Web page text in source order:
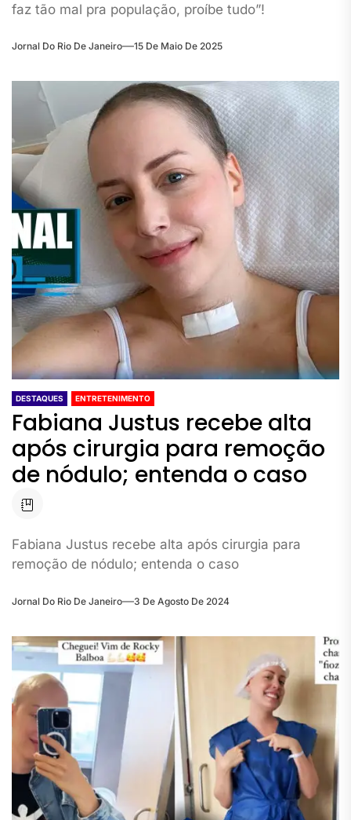
faz tão mal pra população, proíbe tudo”!
Jornal Do Rio De Janeiro 15 De Maio De 2025
DESTAQUES ENTRETENIMENTO
Fabiana Justus recebe alta
após cirurgia para remoção
de nódulo; entenda o caso
Fabiana Justus recebe alta após cirurgia para
remoção de nódulo; entenda o caso
Jornal Do Rio De Janeiro 3 De Agosto De 2024